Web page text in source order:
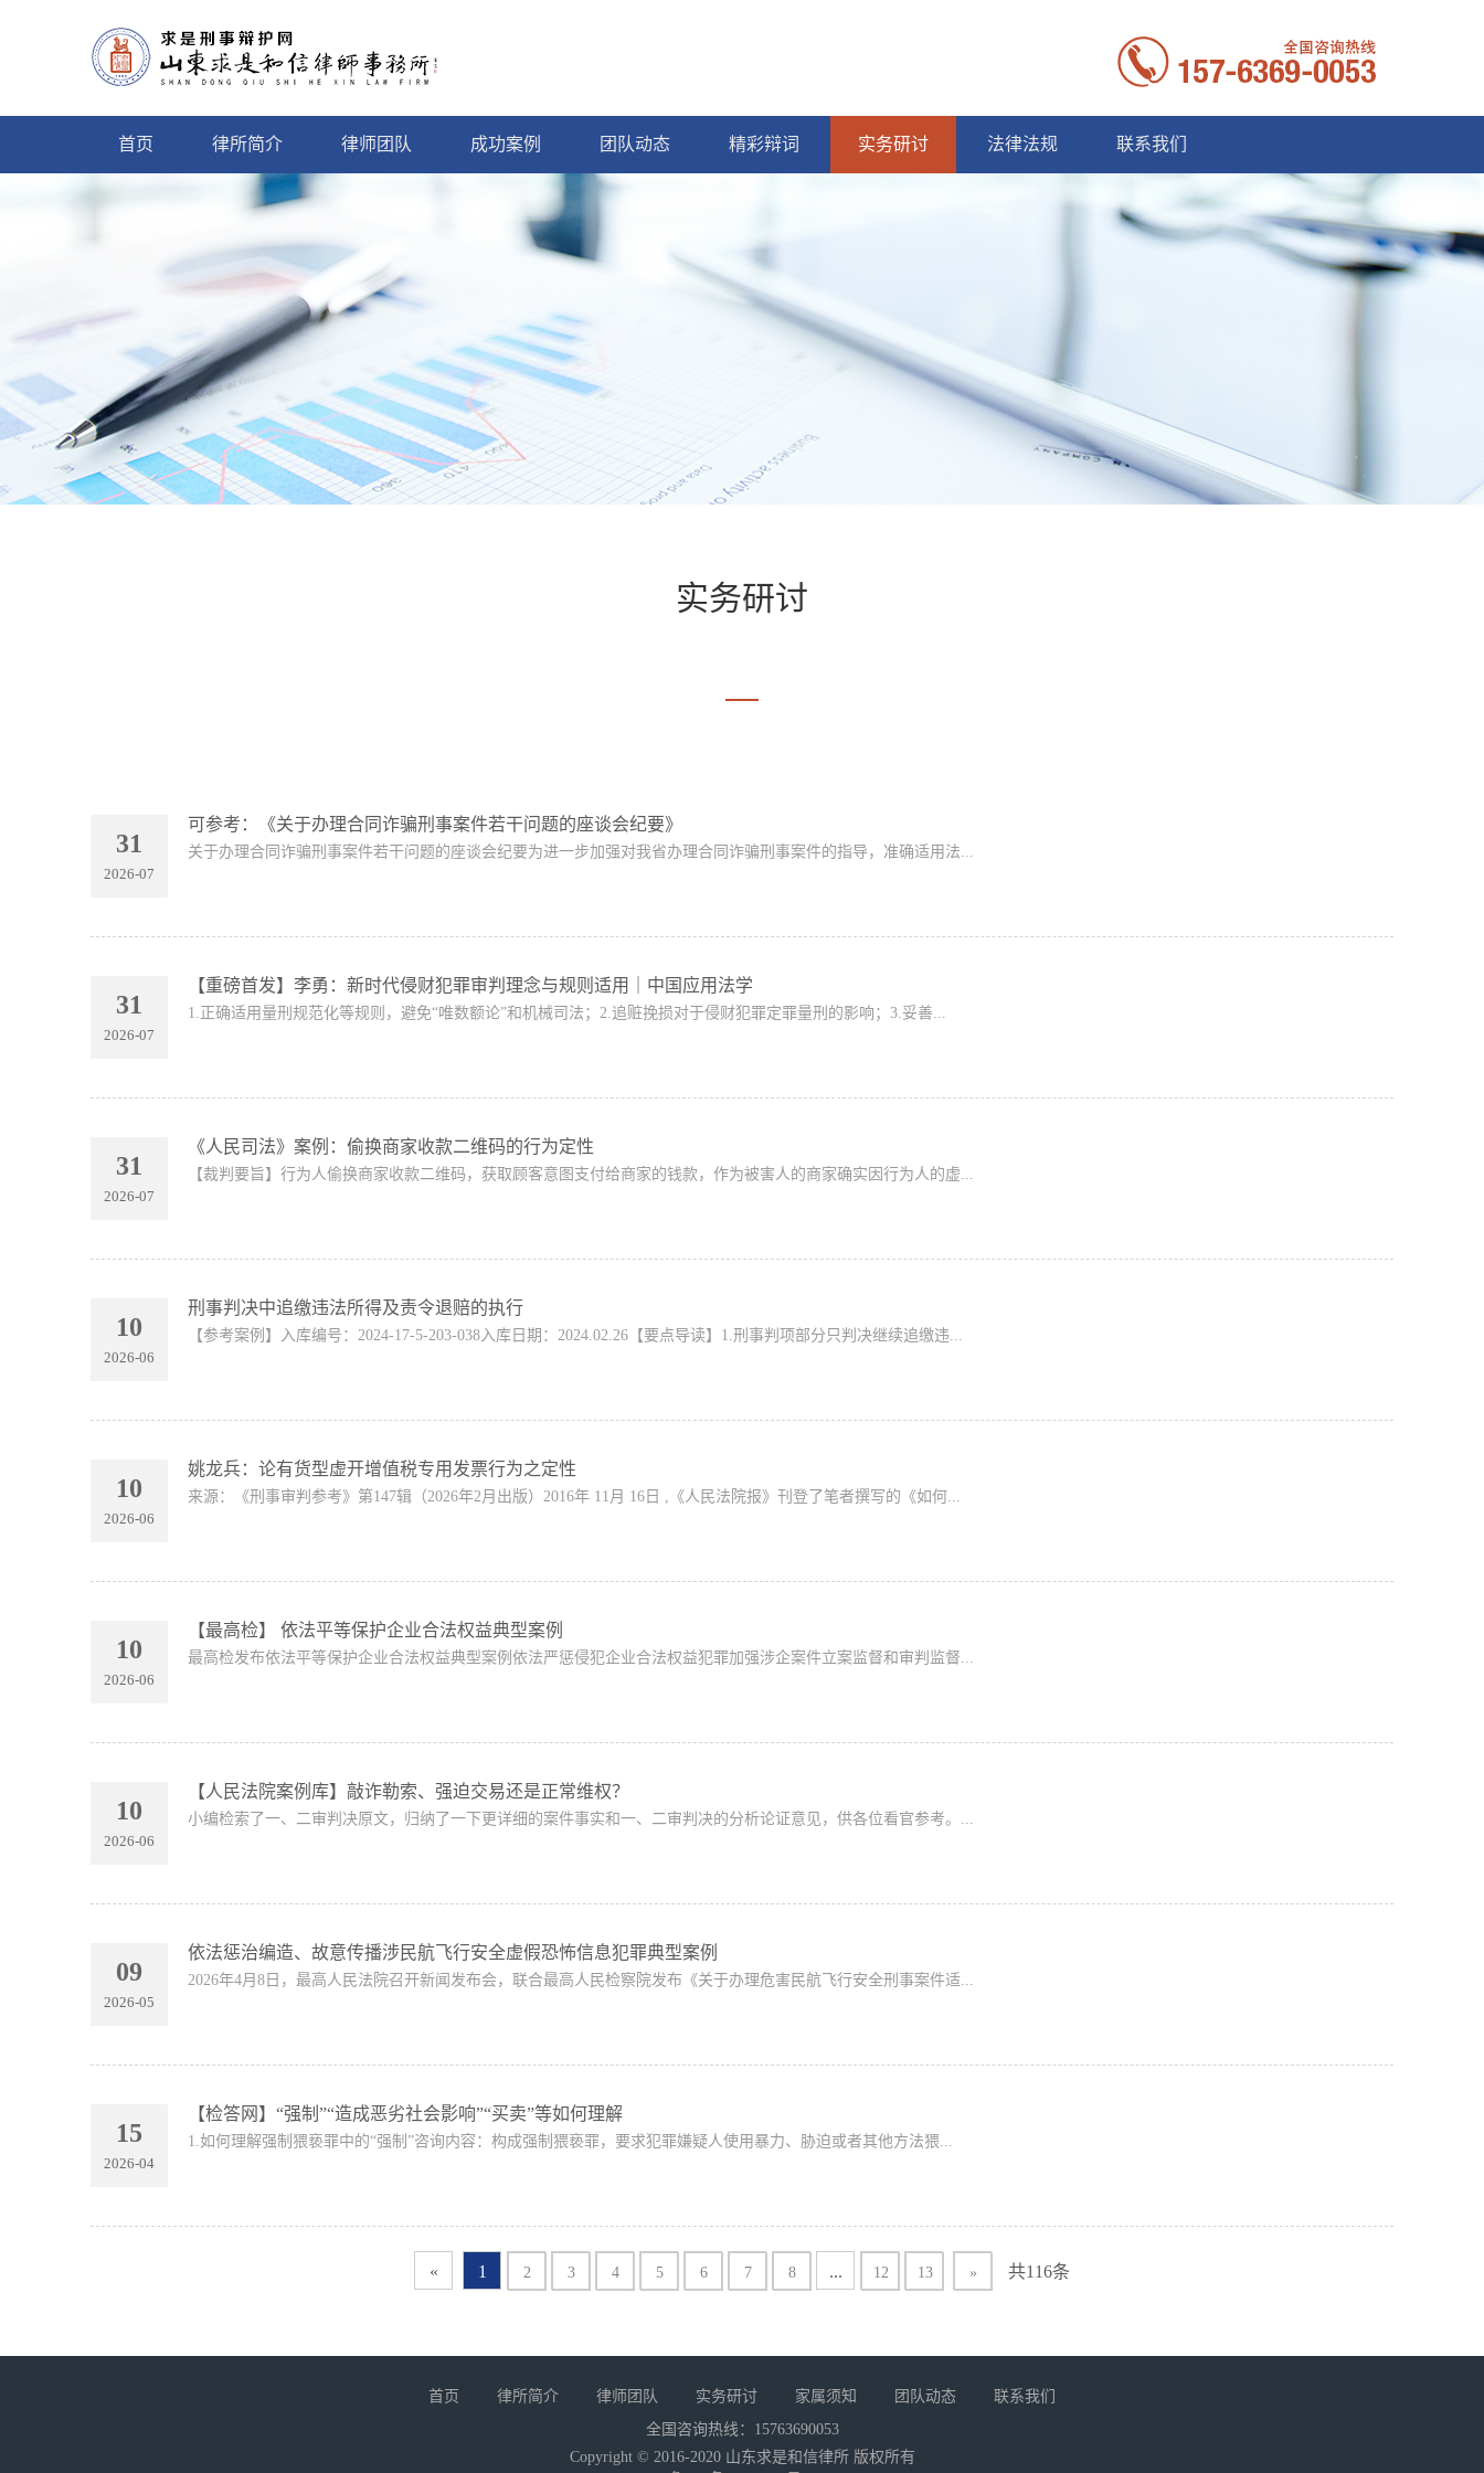
首页 律所简介 律师团队 成功案例 团队动态 精彩辩词 实务研讨 法律法规 联系我们
实务研讨
31
2026-07
可参考：《关于办理合同诈骗刑事案件若干问题的座谈会纪要》
关于办理合同诈骗刑事案件若干问题的座谈会纪要为进一步加强对我省办理合同诈骗刑事案件的指导，准确适用法...
31
2026-07
【重磅首发】李勇：新时代侵财犯罪审判理念与规则适用｜中国应用法学
1.正确适用量刑规范化等规则，避免“唯数额论”和机械司法；2.追赃挽损对于侵财犯罪定罪量刑的影响；3.妥善...
31
2026-07
《人民司法》案例：偷换商家收款二维码的行为定性
【裁判要旨】行为人偷换商家收款二维码，获取顾客意图支付给商家的钱款，作为被害人的商家确实因行为人的虚...
10
2026-06
刑事判决中追缴违法所得及责令退赔的执行
【参考案例】入库编号：2024-17-5-203-038入库日期：2024.02.26【要点导读】1.刑事判项部分只判决继续追缴违...
10
2026-06
姚龙兵：论有货型虚开增值税专用发票行为之定性
来源：《刑事审判参考》第147辑（2026年2月出版）2016年 11月 16日 ,《人民法院报》刊登了笔者撰写的《如何...
10
2026-06
【最高检】 依法平等保护企业合法权益典型案例
最高检发布依法平等保护企业合法权益典型案例依法严惩侵犯企业合法权益犯罪加强涉企案件立案监督和审判监督...
10
2026-06
【人民法院案例库】敲诈勒索、强迫交易还是正常维权？
小编检索了一、二审判决原文，归纳了一下更详细的案件事实和一、二审判决的分析论证意见，供各位看官参考。...
09
2026-05
依法惩治编造、故意传播涉民航飞行安全虚假恐怖信息犯罪典型案例
2026年4月8日，最高人民法院召开新闻发布会，联合最高人民检察院发布《关于办理危害民航飞行安全刑事案件适...
15
2026-04
【检答网】“强制”“造成恶劣社会影响”“买卖”等如何理解
1.如何理解强制猥亵罪中的“强制”咨询内容：构成强制猥亵罪，要求犯罪嫌疑人使用暴力、胁迫或者其他方法猥...
« 1 2 3 4 5 6 7 8 ... 12 13 » 共116条
首页 律所简介 律师团队 实务研讨 家属须知 团队动态
联系我们
全国咨询热线：15763690053
Copyright © 2016-2020 山东求是和信律所 版权所有